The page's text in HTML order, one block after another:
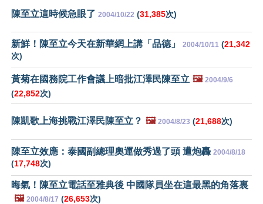
陳至立這時候急眼了 2004/10/22 (31,385次)
新鮮！陳至立今天在新華網上講「品德」 2004/10/11 (21,342
次)
黃菊在國務院工作會議上暗批江澤民陳至立 🖼️ 2004/9/6
(22,852次)
陳凱歌上海挑戰江澤民陳至立？ 🖼️ 2004/8/23 (21,688次)
陳至立效應：泰國副總理奧運做秀過了頭 遭炮轟 2004/8/18
(17,748次)
晦氣！陳至立電話至雅典後 中國隊員坐在這最黑的角落裏
🖼️ 2004/8/17 (26,653次)